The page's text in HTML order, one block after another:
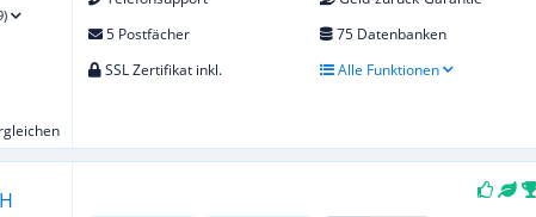
5 Postfächer
75 Datenbanken
SSL Zertifikat inkl.
Alle Funktionen